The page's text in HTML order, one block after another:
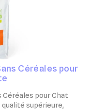
Céréales pour
Céréales pour Chat
supérieure,